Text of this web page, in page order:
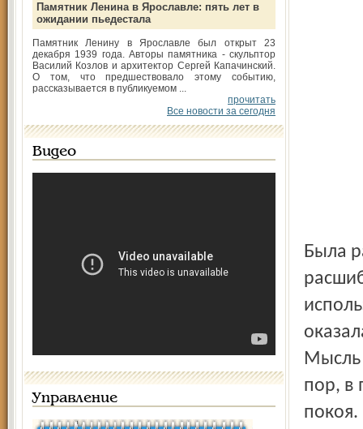
Памятник Ленина в Ярославле: пять лет в
ожидании пьедестала
Памятник Ленину в Ярославле был открыт 23
декабря 1939 года. Авторы памятника - скульптор
Василий Козлов и архитектор Сергей Капачинский.
О том, что предшествовало этому событию,
рассказывается в публикуемом ...
прочитать
Все новости за сегодня
Видео
Управление
Была раньше такая популярная у мальчишек игра – «в
Мысль
пор, в
покоя.